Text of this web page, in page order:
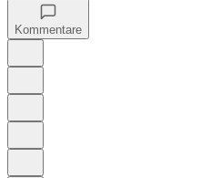
Kommentare